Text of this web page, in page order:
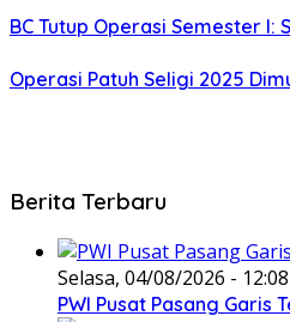
BC Tutup Operasi Semester
Operasi Patuh Seligi 2025
Berita Terbaru
Selasa, 04/08/2026 -
PWI Pusat Pasang Garis